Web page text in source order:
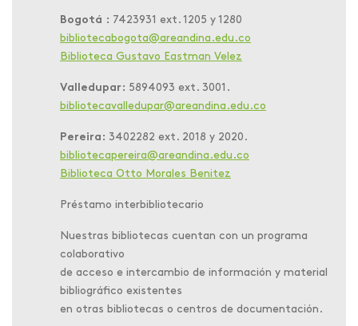
Bogotá : 7423931 ext. 1205 y 1280
bibliotecabogota@areandina.edu.co
Biblioteca Gustavo Eastman Velez
Valledupar: 5894093 ext. 3001.
bibliotecavalledupar@areandina.edu.co
Pereira: 3402282 ext. 2018 y 2020.
bibliotecapereira@areandina.edu.co
Biblioteca Otto Morales Benitez
Préstamo interbibliotecario
Nuestras bibliotecas cuentan con un programa
colaborativo
de acceso e intercambio de información y material
bibliográfico existentes
en otras bibliotecas o centros de documentación.